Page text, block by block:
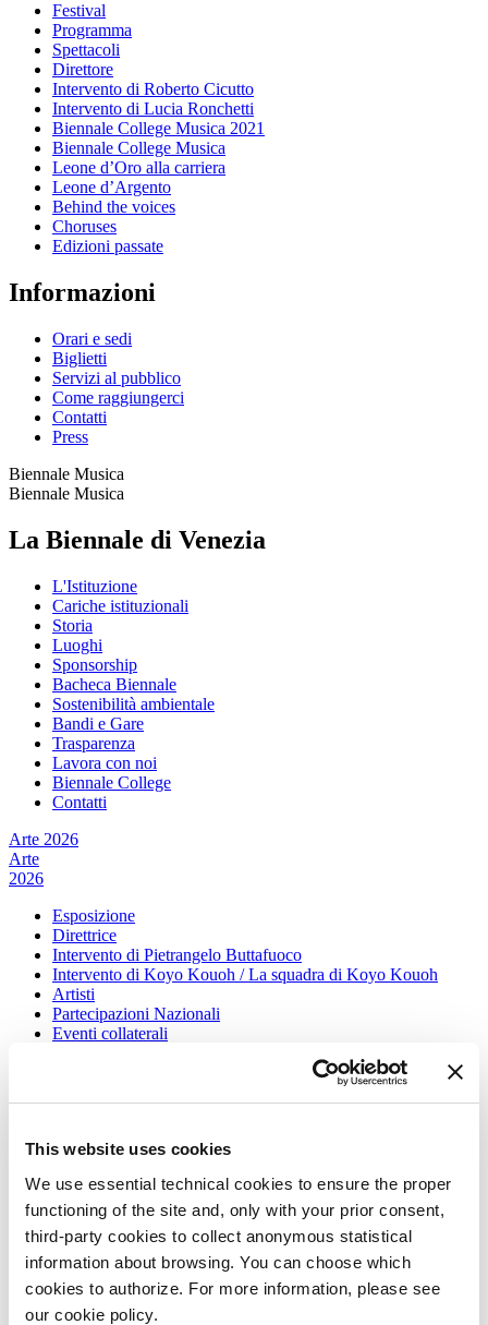
This website uses cookies
We use essential technical cookies to ensure the proper
functioning of the site and, only with your prior consent,
third-party cookies to collect anonymous statistical
information about browsing. You can choose which
cookies to authorize. For more information, please see
our cookie policy.
Festival
Programma
Spettacoli
Direttore
Intervento di Roberto Cicutto
Intervento di Lucia Ronchetti
Biennale College Musica 2021
Biennale College Musica
Leone d’Oro alla carriera
Leone d’Argento
Behind the voices
Choruses
Edizioni passate
Informazioni
Orari e sedi
Biglietti
Servizi al pubblico
Come raggiungerci
Contatti
Press
Biennale Musica
Biennale Musica
La Biennale di Venezia
L'Istituzione
Cariche istituzionali
Storia
Luoghi
Sponsorship
Bacheca Biennale
Sostenibilità ambientale
Bandi e Gare
Trasparenza
Lavora con noi
Biennale College
Contatti
Arte 2026
Arte
2026
Esposizione
Direttrice
Intervento di Pietrangelo Buttafuoco
Intervento di Koyo Kouoh / La squadra di Koyo Kouoh
Artisti
Partecipazioni Nazionali
Eventi collaterali
Orari e sedi
Biglietti
FAQ
Servizi al pubblico
Come raggiungerci
Contatti
Press